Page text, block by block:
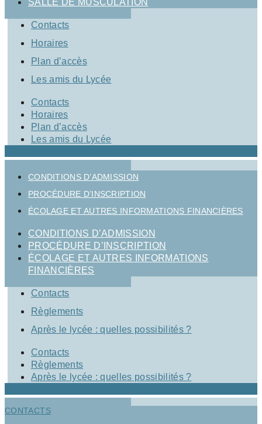
SALLE DE MUSCULATION
Contacts
Horaires
Plan d’accès
Les amis du Lycée
Contacts
Horaires
Plan d’accès
Les amis du Lycée
CONDITIONS D’ADMISSION
PROCÉDURE D’INSCRIPTION
ÉCOLAGE ET AUTRES INFORMATIONS FINANCIÈRES
CONDITIONS D’ADMISSION
PROCÉDURE D’INSCRIPTION
ÉCOLAGE ET AUTRES INFORMATIONS
FINANCIÈRES
Contacts
Règlements
Après le lycée : quelles possibilités ?
Contacts
Règlements
Après le lycée : quelles possibilités ?
CONTACTS